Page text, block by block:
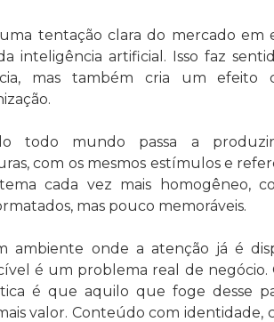
tentação clara do mercado em
inteligência artificial. Isso faz
mas também cria um efeito
todo mundo passa a
com os mesmos estímulos e
cada vez mais homogêneo,
mas pouco memoráveis.
ambiente onde a atenção já é
é um problema real de negócio.
é que aquilo que foge desse
valor. Conteúdo com identidade,